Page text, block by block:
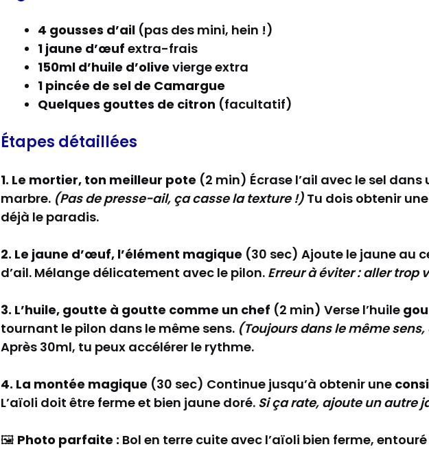
4 gousses d’ail (pas des mini, hein !)
1 jaune d’œuf extra-frais
150ml d’huile d’olive vierge extra
1 pincée de sel de Camargue
Quelques gouttes de citron (facultatif)
Étapes détaillées
1. Le mortier, ton meilleur pote (2 min) Écrase l’ail avec le sel dans
marbre. (Pas de presse-ail, ça casse la texture !) Tu dois obtenir
déjà le paradis.
2. Le jaune d’œuf, l’élément magique (30 sec) Ajoute le jaune au
d’ail. Mélange délicatement avec le pilon. Erreur à éviter : aller trop
3. L’huile, goutte à goutte comme un chef (2 min) Verse l’huile
tournant le pilon dans le même sens. (Toujours dans le même
Après 30ml, tu peux accélérer le rythme.
4. La montée magique (30 sec) Continue jusqu’à obtenir une
L’aïoli doit être ferme et bien jaune doré. Si ça rate, ajoute un autre
🖼️ Photo parfaite : Bol en terre cuite avec l’aïoli bien ferme,